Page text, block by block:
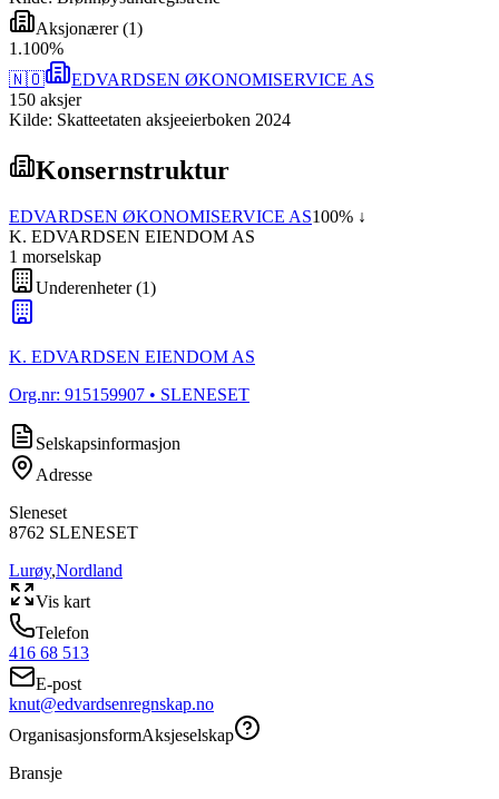
Aksjonærer(1)
1 .100%
🇳🇴
EDVARDSEN ØKONOMISERVICE AS
150 aksjer
Kilde: Skatteetaten aksjeeierboken 2024
Konsernstruktur
EDVARDSEN ØKONOMISERVICE AS100% ↓
K. EDVARDSEN EIENDOM AS
1 morselskap
Underenheter(1)
K. EDVARDSEN EIENDOM AS
Org.nr: 915159907 • SLENESET
Selskapsinformasjon
Adresse
Sleneset
8762 SLENESET
Lurøy,Nordland
Vis kart
Telefon
416 68 513
E-post
knut@edvardsenregnskap.no
OrganisasjonsformAksjeselskap
Bransje